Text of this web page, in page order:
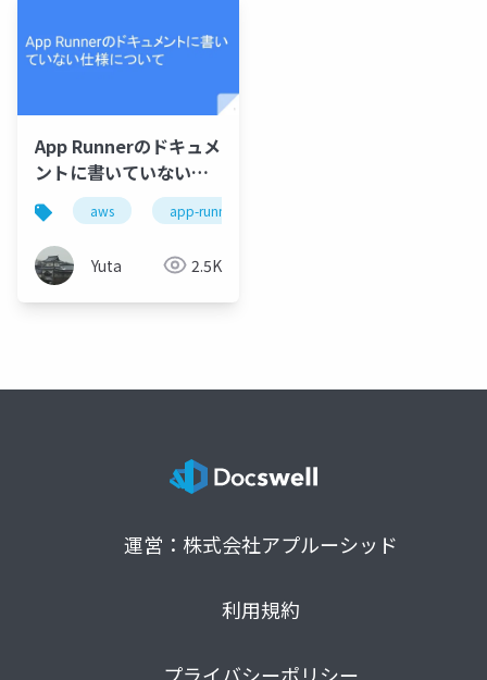
App Runnerのドキュメ
ントに書いていない仕
様について
aws app-runner
Yuta 2.5K
運営：株式会社アプルーシッド
利用規約
プライバシーポリシー